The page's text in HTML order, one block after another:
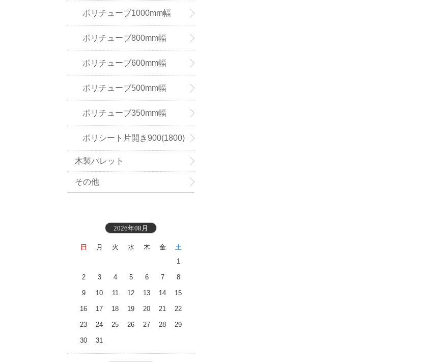
ポリチューブ1000mm幅
ポリチューブ800mm幅
ポリチューブ600mm幅
ポリチューブ500mm幅
ポリチューブ350mm幅
ポリシート片開き900(1800)
mm幅
木製パレット
その他
2026年08月
日 月 火 水 木 金
土
1
2 3 4 5 6 7 8
9 10 11 12 13 14 15
16 17 18 19 20 21 22
23 24 25 26 27 28 29
30 31